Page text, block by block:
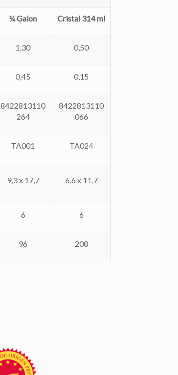
¼ Galon Cristal 314 ml
1,30 0,50
0,45 0,15
8422813110
264
8422813110
066
TA001 TA024
9,3 x 17,7 6,6 x 11,7
6 6
96 208